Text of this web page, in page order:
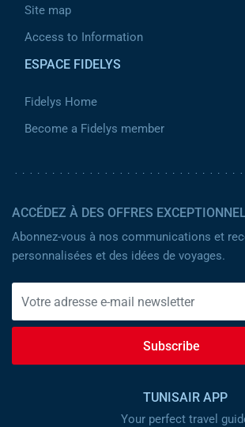
Site map
Access to Information
ESPACE FIDELYS
Fidelys Home
Become a Fidelys member
ACCÉDEZ À DES OFFRES
Abonnez-vous à nos communications et
personnalisées et des idées de voyages.
Subscribe
TUNISAIR APP
Your perfect travel